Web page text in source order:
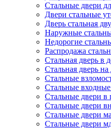
Стальные двери
Двери стальные
Дверь стальная
Наружные
Недорогие
Распродажа
Стальная дверь в
Стальная дверь на
Стальные
Стальные
Стальные двери в
Стальные двери
Стальные двери
Стальные двери